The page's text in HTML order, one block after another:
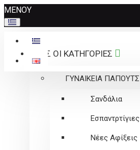
Σημείωση:
Αυτός
ο
ιστότοπος
περιλαμβάνει
ΜΕΝΟΥ
ΟΛΕΣ ΟΙ ΚΑΤΗΓΟΡΙΕΣ
ΓΥΝΑΙΚΕΙΑ
Σανδάλια
Εσπαντρτίγιες
Νέες Αφίξεις